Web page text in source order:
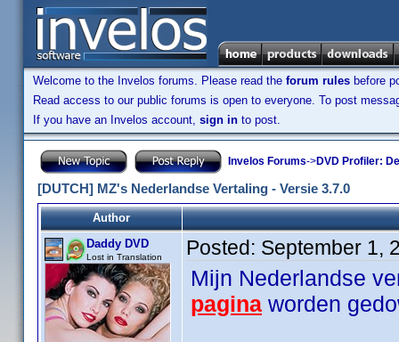
Welcome to the Invelos forums. Please read the forum rules before
Read access to our public forums is open to everyone. To post
If you have an Invelos account, sign in to post.
Invelos Forums->DVD Profiler:
[DUTCH] MZ's Nederlandse Vertaling - Versie 3.7.0
Author
Daddy DVD
Lost in Translation Posted: September 1,
Mijn Nederlandse
pagina worden